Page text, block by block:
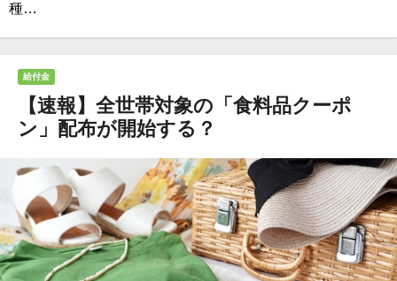
種…
給付金
【速報】全世帯対象の「食料品クーポ
ン」配布が開始する？